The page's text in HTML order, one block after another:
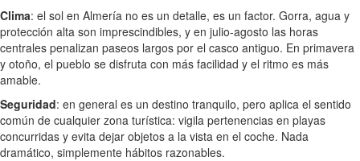
Clima: el sol en Almería no es un detalle, es un factor. Gorra, agua y
protección alta son imprescindibles, y en julio-agosto las horas
centrales penalizan paseos largos por el casco antiguo. En primavera
y otoño, el pueblo se disfruta con más facilidad y el ritmo es más
amable.
Seguridad: en general es un destino tranquilo, pero aplica el sentido
común de cualquier zona turística: vigila pertenencias en playas
concurridas y evita dejar objetos a la vista en el coche. Nada
dramático, simplemente hábitos razonables.